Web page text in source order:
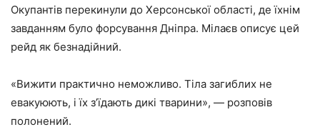
Окупантів перекинули до Херсонської області, де їхнім
завданням було форсування Дніпра. Мілаєв описує цей
рейд як безнадійний.
«Вижити практично неможливо. Тіла загиблих не
евакуюють, і їх з’їдають дикі тварини», — розповів
полонений.